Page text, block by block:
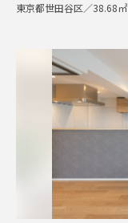
東京都世田谷区／38.68㎡